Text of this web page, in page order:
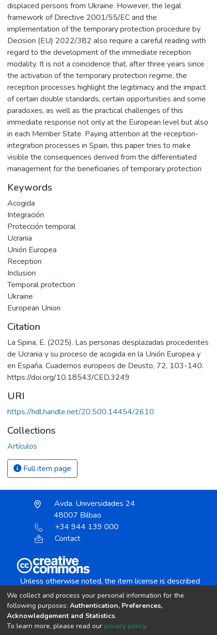
displaced persons from Ukraine. However, the legal
framework of Directive 2001/55/EC and the
implementation of the temporary protection procedure by
Decision (EU) 2022/382 also require a careful reading with
regard to the development of the immediate reception
modality. It is not a coincidence that, after three years since
the activation of the temporary protection regime, the
reception processes highlight the legitimacy and the impact
of certain double standards, certain opportunities and some
paradoxes, as well as the practical challenges of this
immediate response not only at the European level but also
in each Member State. Paying attention at the reception-
integration processes in Spain, this paper tries to make
visible the consequences derived from the differentiated
management for the beneficiaries of temporary protection
Keywords
Acogida
Integración
Protección temporal
Ucrania
Unión Europea
Reception
Inclusion
Temporal protection
Ukraine
European Union
Citation
La Spina, E. (2025). Las personas desplazadas procedentes
de Ucrania y su proceso de acogida en la Unión Europea y
en España. Cuadernos europeos de Deusto, 72, 103-140.
https://doi.org/10.18543/CED.3249
URI
https://hdl.handle.net/20.500.14454/2610
Collections
Artículos
Full item page
Avda. Universidades 24
48007 Bilbao
+34 944 139 000
Contact
Unless otherwise noted, the item license is described
Creative Commons Attribution-NonCommercial-
We collect and process your personal information for the
following purposes: Authentication, Preferences,
Acknowledgement and Statistics.
To learn more, please read our privacy policy.